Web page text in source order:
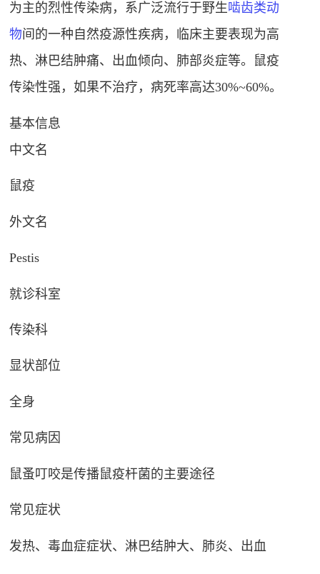
为主的烈性传染病，系广泛流行于野生啮齿类动
物间的一种自然疫源性疾病，临床主要表现为高
热、淋巴结肿痛、出血倾向、肺部炎症等。鼠疫
传染性强，如果不治疗，病死率高达30%~60%。
基本信息
中文名
鼠疫
外文名
Pestis
就诊科室
传染科
显状部位
全身
常见病因
鼠蚤叮咬是传播鼠疫杆菌的主要途径
常见症状
发热、毒血症症状、淋巴结肿大、肺炎、出血